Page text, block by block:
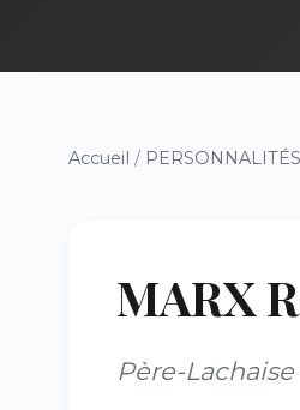
Accueil /
MARX
Père-